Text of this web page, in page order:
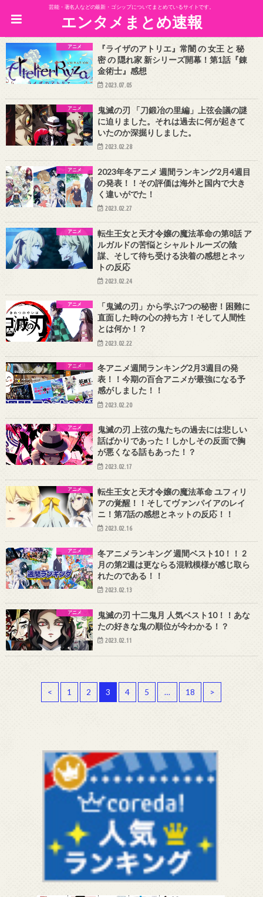
芸能・著名人などの最新・ゴシップについてまとめているサイトです。
エンタメまとめ速報
アニメ
『ライザのアトリエ』常闇 の 女王 と 秘
密 の 隠れ家 新シリーズ開幕！第1話『錬
金術士』感想
2023.07.05
アニメ
鬼滅の刃 「刀鍛冶の里編」上弦会議の謎
に迫りました。それは過去に何が起きて
いたのか深掘りしました。
2023.02.28
アニメ
2023年冬アニメ 週間ランキング2月4週目
の発表！！その評価は海外と国内で大き
く違いがでた！
2023.02.27
アニメ
転生王女と天才令嬢の魔法革命の第8話 ア
ルガルドの苦悩とシャルトルーズの陰
謀、そして待ち受ける決着の感想とネッ
トの反応
2023.02.24
アニメ
「鬼滅の刃」から学ぶ7つの秘密！困難に
直面した時の心の持ち方！そして人間性
とは何か！？
2023.02.22
アニメ
冬アニメ週間ランキング2月3週目の発
表！！今期の百合アニメが最強になる予
感がしました！！
2023.02.20
アニメ
鬼滅の刃 上弦の鬼たちの過去には悲しい
話ばかりであった！しかしその反面で胸
が悪くなる話もあった！？
2023.02.17
アニメ
転生王女と天才令嬢の魔法革命 ユフィリ
アの覚醒！！そしてヴァンパイアのレイ
ニ！第7話の感想とネットの反応！！
2023.02.16
アニメ
冬アニメランキング 週間ベスト10！！ 2
月の第2週は更ならる混戦模様が感じ取ら
れたのである！！
2023.02.13
アニメ
鬼滅の刃 十二鬼月 人気ベスト10！！あな
たの好きな鬼の順位が今わかる！？
2023.02.11
< 1 2 3 4 5 … 18 >